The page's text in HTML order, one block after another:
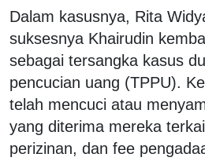
Dalam kasusnya, Rita
suksesnya Khairudin
sebagai tersangka kasus
pencucian uang (TPPU).
telah mencuci atau
yang diterima mereka
perizinan, dan fee